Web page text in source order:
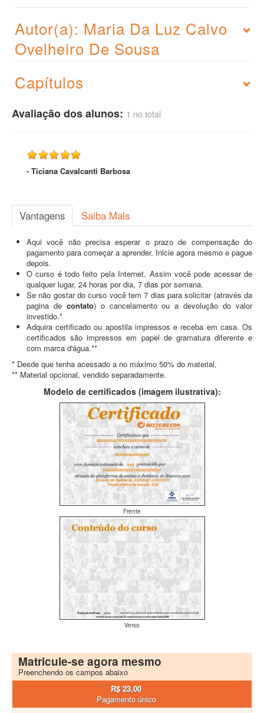
Autor(a): Maria Da Luz Calvo
Ovelheiro De Sousa
Capítulos
Avaliação dos alunos: 1 no total
- Ticiana Cavalcanti Barbosa
Vantagens Saiba Mais
Aqui você não precisa esperar o prazo de compensação do
pagamento para começar a aprender. Inicie agora mesmo e pague
depois.
O curso é todo feito pela Internet. Assim você pode acessar de
qualquer lugar, 24 horas por dia, 7 dias por semana.
Se não gostar do curso você tem 7 dias para solicitar (através da
pagina de contato) o cancelamento ou a devolução do valor
investido.*
Adquira certificado ou apostila impressos e receba em casa. Os
certificados são impressos em papel de gramatura diferente e
com marca d'água.**
* Desde que tenha acessado a no máximo 50% do material.
** Material opcional, vendido separadamente.
Modelo de certificados (imagem ilustrativa):
Frente
Verso
Matricule-se agora mesmo
Preenchendo os campos abaixo
R$ 23,00
Pagamento único